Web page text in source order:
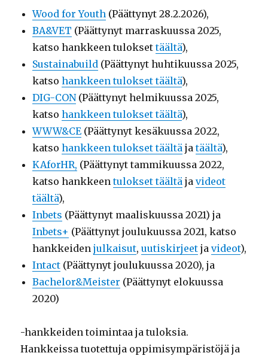
Wood for Youth (Päättynyt 28.2.2026),
BA&VET (Päättynyt marraskuussa 2025,
katso hankkeen tuloksettäältä),
Sustainabuild (Päättynyt huhtikuussa 2025,
katsohankkeen tulokset täältä),
DIG-CON(Päättynyt helmikuussa 2025,
katsohankkeen tulokset täältä),
WWW&CE (Päättynyt kesäkuussa 2022,
katsohankkeen tulokset täältä jatäältä),
KAforHR, (Päättynyt tammikuussa 2022,
katso hankkeentulokset täältä javideot
täältä),
Inbets (Päättynyt maaliskuussa 2021) ja
Inbets+ (Päättynyt joulukuussa 2021, katso
hankkeidenjulkaisut,uutiskirjeet javideot),
Intact (Päättynyt joulukuussa 2020), ja
Bachelor&Meister (Päättynyt elokuussa
2020)
-hankkeiden toimintaa ja tuloksia.
Hankkeissa tuotettuja oppimisympäristöjä ja